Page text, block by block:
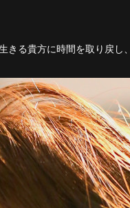
る貴方に時間を取り戻し